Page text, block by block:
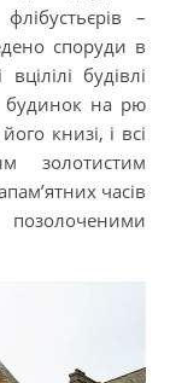
–
споруди в
будівлі
будинок на рю
книзі, і всі
золотистим
часів